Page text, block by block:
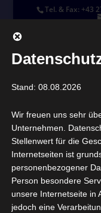
Tel. & Fax: +43
Stand: 08.08.2026
Wir freuen uns sehr
Unternehmen.
Stellenwert für die
Internetseiten ist
personenbezogener
Person besondere
unsere Internetseite in
jedoch eine